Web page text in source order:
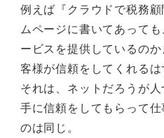
例えば『クラウドで税務
ムページに書いてあって
ービスを提供しているの
客様が信頼をしてくれるは
それは、ネットだろうが
手に信頼をしてもらって
のは同じ。